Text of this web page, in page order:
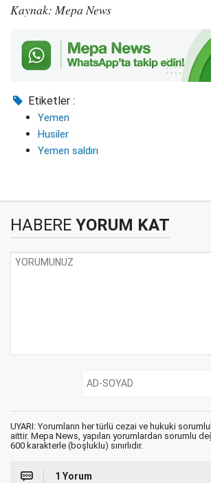
Kaynak: Mepa News
Etiketler :
Yemen
Husiler
Yemen saldırı
HABERE YORUM KAT
UYARI: Yorumların her türlü cezai ve hukuki
aittir. Mepa News, yapılan yorumlardan sorumlu
600 karakterle (boşluklu) sınırlıdır.
1 Yorum